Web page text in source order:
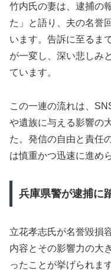
竹内氏の妻は、逮捕の
た」と語り、夫の名誉
います。告訴に至るま
が一変し、深い悲しみ
ています。
この一連の流れは、
や遺族に与える影響の
た。発信の自由と責任
は慎重かつ迅速に進め
兵庫県警が逮捕に
立花孝志氏が名誉毀損
内容とその影響力の大
ったことが挙げられま